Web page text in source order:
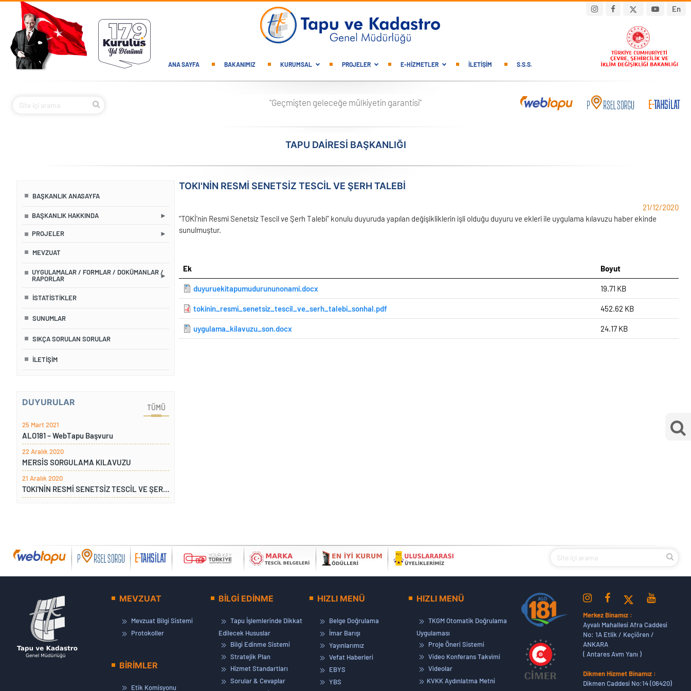
Ana içeriğe atla En
Main navigation
ANA SAYFA BAKANIMIZ KURUMSAL PROJELER E-HİZMETLER İLETIŞIM S.S.S.
"Geçmişten geleceğe mülkiyetin garantisi"
TAPU DAİRESİ BAŞKANLIĞI
BAŞKANLIK ANASAYFA
BAŞKANLIK HAKKINDA
PROJELER
MEVZUAT
UYGULAMALAR / FORMLAR / DOKÜMANLAR /
RAPORLAR
İSTATISTIKLER
SUNUMLAR
SIKÇA SORULAN SORULAR
İLETİŞİM
DUYURULAR
TÜMÜ
25 Mart 2021
ALO181 – WebTapu Başvuru
22 Aralık 2020
MERSİS SORGULAMA KILAVUZU
21 Aralık 2020
TOKI'NİN RESMİ SENETSİZ TESCİL VE ŞERH TALEBİ
TOKI'NİN RESMİ SENETSİZ TESCİL VE ŞERH TALEBİ
21/12/2020
"TOKİ'nin Resmi Senetsiz Tescil ve Şerh Talebi" konulu duyuruda yapılan değişikliklerin işli olduğu duyuru ve ekleri ile uygulama kılavuzu haber ekinde
sunulmuştur.
Ek Boyut
duyuruekitapumudurununonami.docx 19.71 KB
tokinin_resmi_senetsiz_tescil_ve_serh_talebi_sonhal.pdf 452.62 KB
uygulama_kilavuzu_son.docx 24.17 KB
MEVZUAT
Mevzuat Bilgi Sistemi
Protokoller
BİRİMLER
Etik Komisyonu
BİLGİ EDİNME
Tapu İşlemlerinde Dikkat
Edilecek Hususlar
Bilgi Edinme Sistemi
Stratejik Plan
Hizmet Standartları
Sorular & Cevaplar
HIZLI MENÜ
Belge Doğrulama
İmar Barışı
Yayınlarımız
Vefat Haberleri
EBYS
YBS
HIZLI MENÜ
TKGM Otomatik Doğrulama
Uygulaması
Proje Öneri Sistemi
Video Konferans Takvimi
Videolar
KVKK Aydınlatma Metni
Merkez Binamız :
Ayvalı Mahallesi Afra Caddesi
No: 1A Etlik / Keçiören /
ANKARA
( Antares Avm Yanı )
Dikmen Hizmet Binamız :
Dikmen Caddesi No:14 (06420)